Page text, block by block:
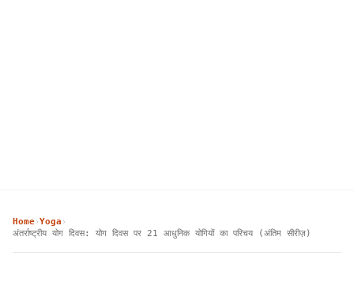
Home›Yoga ›
अंतर्राष्ट्रीय योग दिवस: योग दिवस पर 21 आधुनिक योगियों का परिचय (अंतिम सीरीज़)